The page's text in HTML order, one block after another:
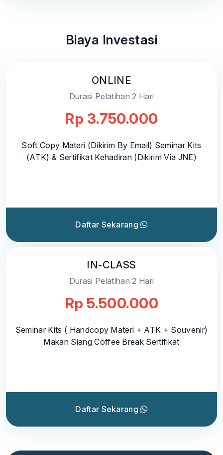
Biaya Investasi
ONLINE
Durasi Pelatihan 2 Hari
Rp 3.750.000
Soft Copy Materi (Dikirim By Email) Seminar Kits
(ATK) & Sertifikat Kehadiran (Dikirim Via JNE)
Daftar Sekarang
IN-CLASS
Durasi Pelatihan 2 Hari
Rp 5.500.000
Seminar Kits ( Handcopy Materi + ATK + Souvenir)
Makan Siang Coffee Break Sertifikat
Daftar Sekarang